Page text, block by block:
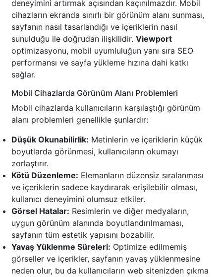
deneyimini artırmak açısından kaçınılmazdır. Mobil
cihazların ekranda sınırlı bir görünüm alanı sunması,
sayfanın nasıl tasarlandığı ve içeriklerin nasıl
sunulduğu ile doğrudan ilişkilidir. Viewport
optimizasyonu, mobil uyumluluğun yanı sıra SEO
performansı ve sayfa yükleme hızına dahi katkı
sağlar.
Mobil Cihazlarda Görünüm Alanı Problemleri
Mobil cihazlarda kullanıcıların karşılaştığı görünüm
alanı problemleri genellikle şunlardır:
Düşük Okunabilirlik: Metinlerin ve içeriklerin küçük
boyutlarda görünmesi, kullanıcıların okumayı
zorlaştırır.
Kötü Düzenleme: Elemanların düzensiz sıralanması
ve içeriklerin sadece kaydırarak erişilebilir olması,
kullanıcı deneyimini olumsuz etkiler.
Görsel Hatalar: Resimlerin ve diğer medyaların,
uygun görünüm alanında boyutlandırılmaması,
sayfanın tüm estetik yapısını bozabilir.
Yavaş Yüklenme Süreleri: Optimize edilmemiş
görseller ve içerikler, sayfanın yavaş yüklenmesine
neden olur, bu da kullanıcıların web sitenizden çıkma